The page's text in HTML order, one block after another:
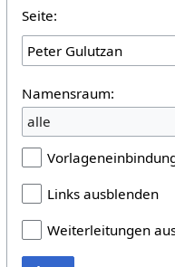
Seite:
Namensraum:
alle
Links ausblenden
Weiterleitungen